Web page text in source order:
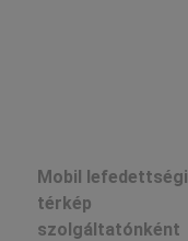
Mobil lefedettségi
térkép
szolgáltatónként